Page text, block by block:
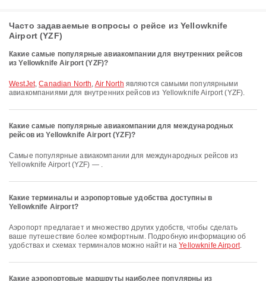
Часто задаваемые вопросы о рейсе из Yellowknife
Airport (YZF)
Какие самые популярные авиакомпании для внутренних рейсов
из Yellowknife Airport (YZF)?
WestJet,Canadian North, Air North являются самыми популярными
авиакомпаниями для внутренних рейсов из Yellowknife Airport (YZF).
Какие самые популярные авиакомпании для международных
рейсов из Yellowknife Airport (YZF)?
Самые популярные авиакомпании для международных рейсов из
Yellowknife Airport (YZF) — .
Какие терминалы и аэропортовые удобства доступны в
Yellowknife Airport?
Аэропорт предлагает и множество других удобств, чтобы сделать
ваше путешествие более комфортным. Подробную информацию об
удобствах и схемах терминалов можно найти наYellowknife Airport.
Какие аэропортовые маршруты наиболее популярны из